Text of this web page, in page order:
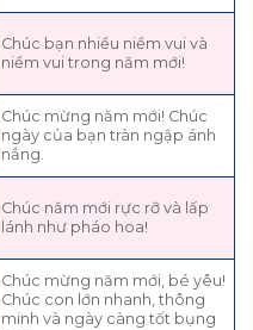
Chúc bạn nhiều niềm vui và
niềm vui trong năm mới!
Chúc mừng năm mới! Chúc
ngày của bạn tràn ngập ánh
nắng.
Chúc năm mới rực rỡ và lấp
lánh như pháo hoa!
Chúc mừng năm mới, bé yêu!
Chúc con lớn nhanh, thông
minh và ngày càng tốt bụng